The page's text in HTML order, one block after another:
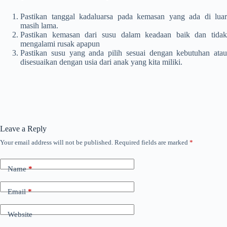
Pastikan tanggal kadaluarsa pada kemasan yang ada di luar
masih lama.
Pastikan kemasan dari susu dalam keadaan baik dan tidak
mengalami rusak apapun
Pastikan susu yang anda pilih sesuai dengan kebutuhan atau
disesuaikan dengan usia dari anak yang kita miliki.
Leave a Reply
Your email address will not be published. Required fields are marked *
Name*
Email*
Website